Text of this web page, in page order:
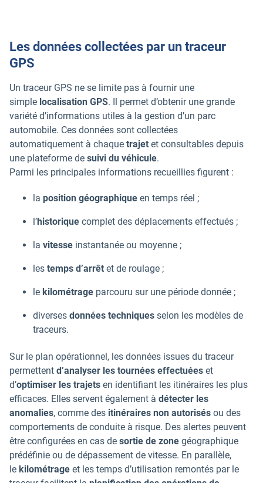
Les données collectées par un traceur
GPS
Un traceur GPS ne se limite pas à fournir une
simple localisation GPS. Il permet d’obtenir une grande
variété d’informations utiles à la gestion d’un parc
automobile. Ces données sont collectées
automatiquement à chaque trajet et consultables depuis
une plateforme de suivi du véhicule.
Parmi les principales informations recueillies figurent :
la position géographique en temps réel ;
l’historique complet des déplacements effectués ;
la vitesse instantanée ou moyenne ;
les temps d’arrêt et de roulage ;
le kilométrage parcouru sur une période donnée ;
diverses données techniques selon les modèles de
traceurs.
Sur le plan opérationnel, les données issues du traceur
permettent d’analyser les tournées effectuées et
d’optimiser les trajets en identifiant les itinéraires les plus
efficaces. Elles servent également à détecter les
anomalies, comme des itinéraires non autorisés ou des
comportements de conduite à risque. Des alertes peuvent
être configurées en cas de sortie de zone géographique
prédéfinie ou de dépassement de vitesse. En parallèle,
le kilométrage et les temps d’utilisation remontés par le